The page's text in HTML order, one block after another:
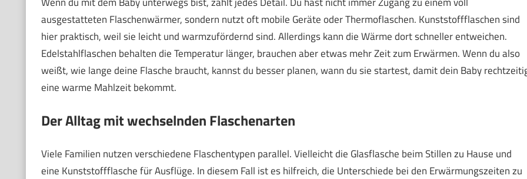
ausgestatteten Flaschenwärmer, sondern nutzt oft mobile Geräte oder Thermoflaschen. Kunststoffflaschen sind
hier praktisch, weil sie leicht und warmzufördernd sind. Allerdings kann die Wärme dort schneller entweichen.
Edelstahlflaschen behalten die Temperatur länger, brauchen aber etwas mehr Zeit zum Erwärmen. Wenn du also
weißt, wie lange deine Flasche braucht, kannst du besser planen, wann du sie startest, damit dein Baby
eine warme Mahlzeit bekommt.
Der Alltag mit wechselnden Flaschenarten
Viele Familien nutzen verschiedene Flaschentypen parallel. Vielleicht die Glasflasche beim Stillen zu Hause und
eine Kunststoffflasche für Ausflüge. In diesem Fall ist es hilfreich, die Unterschiede bei den Erwärmungszeiten zu